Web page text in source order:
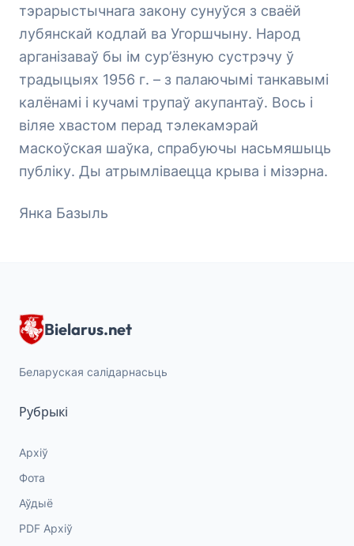
тэрарыстычнага закону сунуўся з сваёй
лубянскай кодлай ва Угоршчыну. Народ
арганізаваў бы ім сур’ёзную сустрэчу ў
традыцыях 1956 г. – з палаючымі танкавымі
калёнамі і кучамі трупаў акупантаў. Вось і
віляе хвастом перад тэлекамэрай
маскоўская шаўка, спрабуючы насьмяшыць
публіку. Ды атрымліваецца крыва і мізэрна.
Янка Базыль
Bielarus.net
Беларуская салідарнасьць
Рубрыкі
Архіў
Фота
Аўдыё
PDF Архіў